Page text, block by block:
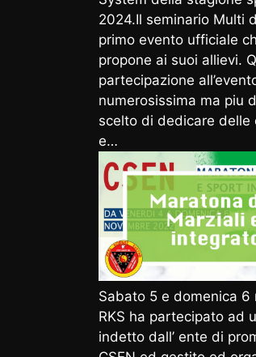
2024.Il seminario Multi
primo evento ufficiale
propone ai suoi allievi.
partecipazione
numerosissima ma piu
scelto di dedicare delle
e…
Sabato 5 e domenica 6
RKS ha partecipato ad
indetto dall’ ente di